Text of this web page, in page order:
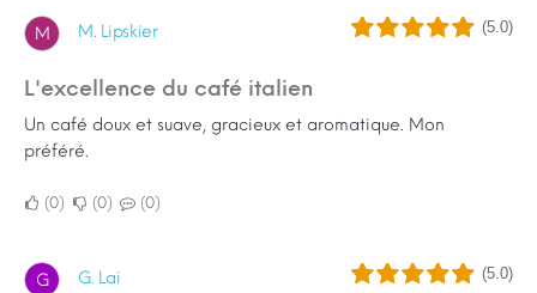
M M. Lipskier (5.0)
L'excellence du café italien
Un café doux et suave, gracieux et aromatique. Mon
préféré.
0 0 0
G G. Lai (5.0)